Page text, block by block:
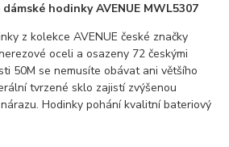
hodinky AVENUE MWL5307
z kolekce AVENUE české značky
oceli a osazeny 72 českými
50M se nemusíte obávat ani většího
tvrzené sklo zajistí zvýšenou
Hodinky pohání kvalitní bateriový